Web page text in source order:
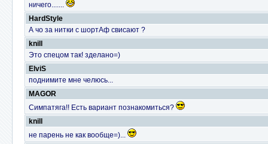
ничего.......
HardStyle
А чо за нитки с шортАф свисают ?
knill
Это спецом так! зделано=)
ElviS
поднимите мне челюсь...
MAGOR
Симпатяга!! Есть вариант познакомиться?
knill
не парень не как вообще=)...